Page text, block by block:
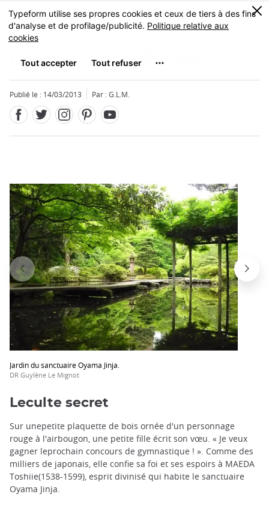
Skip
to
main
MENU
0
Oyama Jinja尾山神社
Publié le : 14/03/2013 Par : G.L.M.
Jardin du sanctuaire Oyama Jinja.
DR Guylène Le Mignot
Fermer
Leculte secret
Sur unepetite plaquette de bois ornée d'un personnage
rouge à l'airbougon, une petite fille écrit son vœu. « Je veux
gagner leprochain concours de gymnastique ! ». Comme des
milliers de japonais, elle confie sa foi et ses espoirs à MAEDA
Toshiie(1538-1599), esprit divinisé qui habite le sanctuaire
Oyama Jinja.